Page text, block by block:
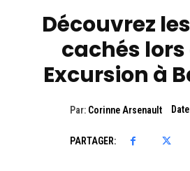
Découvrez
cachés lors
Excursion à
Par: Corinne Arsenault
PARTAGER: